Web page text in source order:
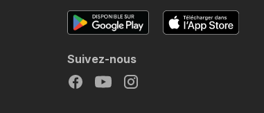
Suivez-nous